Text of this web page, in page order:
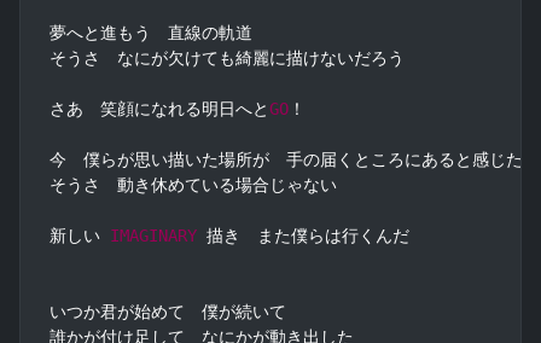
夢へと進もう　直線の軌道
そうさ　なにが欠けても綺麗に描けないだろう
さあ　笑顔になれる明日へとGO ！
今　僕らが思い描いた場所が　手の届くところにあると感じた
そうさ　動き休めている場合じゃない
新しい IMAGINARY 描き　また僕らは行くんだ
いつか君が始めて　僕が続いて
誰かが付け足して　なにかが動き出した